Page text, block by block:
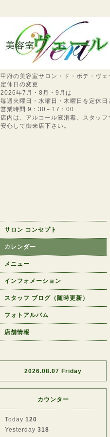
甲府の美容室サロン・ド・ボテ・ヴェ
定休日の変更
2026年7月・8月・9月は
毎週火曜日・水曜日・木曜日を定休日
営業時間 9：30～17：00
店内は、アルコール液消毒、スタッフ
安心して御来店下さい。
サロン コンセプト
カレンダー
メニュー
インフォメーション
スタッフ ブログ（随時更新）
フォトアルバム
店舗情報
2026.08.07 Friday
カウンター
Today 120
Yesterday 318